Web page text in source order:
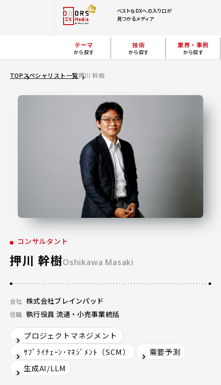
ベストなDXへの入り口が
見つかるメディア
テーマ
から探す
技術
から探す
業界・事例
から探す
TOPスペシャリスト一覧押川 幹樹
コンサルタント
押川 幹樹Oshikawa Masaki
会社 株式会社ブレインパッド
役職 執行役員 流通・小売事業統括
プロジェクトマネジメント
ｻﾌﾟﾗｲﾁｪｰﾝ･ﾏﾈｼﾞﾒﾝﾄ（SCM）
需要予測
生成AI/LLM